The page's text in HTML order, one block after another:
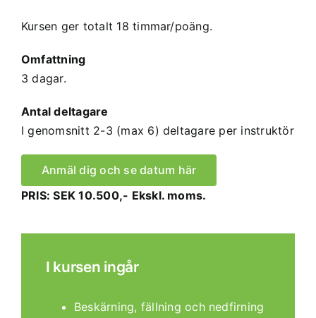
Kursen ger totalt 18 timmar/poäng.
Omfattning
3 dagar.
Antal deltagare
I genomsnitt 2-3 (max 6) deltagare per instruktör
Anmäl dig och se datum här
PRIS: SEK 10.500,- Ekskl. moms.
I kursen ingår
Beskärning, fällning och nedfirning